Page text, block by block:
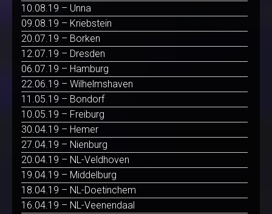
10.08.19 – Unna
09.08.19 – Kriebstein
20.07.19 – Borken
12.07.19 – Dresden
06.07.19 – Hamburg
22.06.19 – Wilhelmshaven
11.05.19 – Bondorf
10.05.19 – Freiburg
30.04.19 – Hemer
27.04.19 – Nienburg
20.04.19 – NL-Veldhoven
19.04.19 – Middelburg
18.04.19 – NL-Doetinchem
16.04.19 – NL-Veenendaal